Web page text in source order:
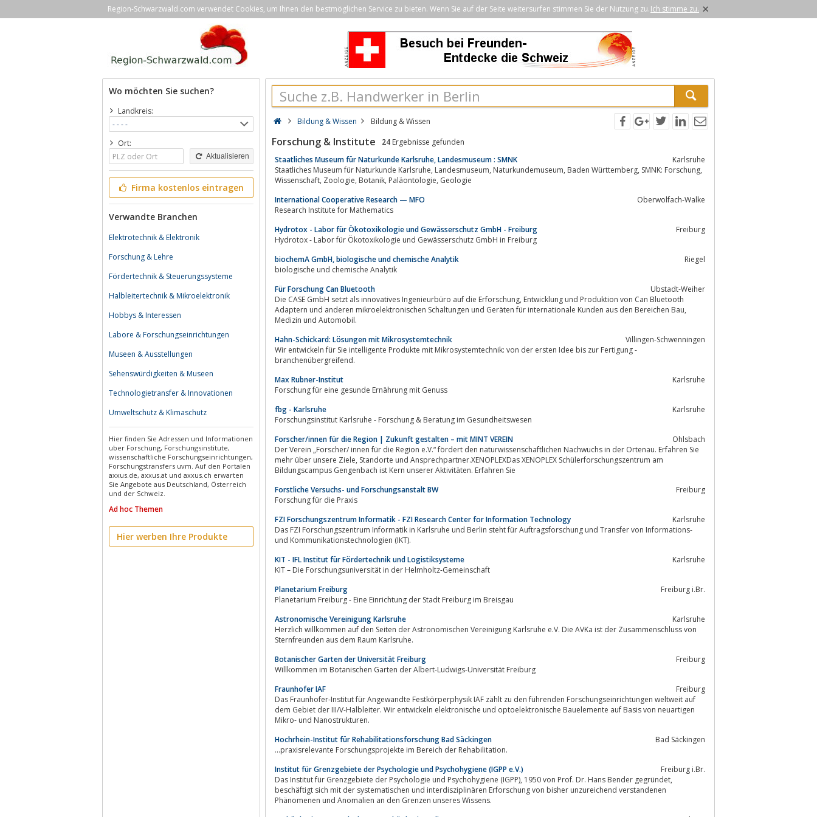
Region-Schwarzwald.com verwendet Cookies, um Ihnen den bestmöglichen Service zu bieten. Wenn Sie auf der Seite weitersurfen stimmen Sie der Nutzung zu.Ich stimme zu. ×
Wo möchten Sie suchen?
Landkreis:
Ort:
Aktualisieren
Firma kostenlos eintragen
Verwandte Branchen
Elektrotechnik & Elektronik
Forschung & Lehre
Fördertechnik & Steuerungssysteme
Halbleitertechnik & Mikroelektronik
Hobbys & Interessen
Labore & Forschungseinrichtungen
Museen & Ausstellungen
Sehenswürdigkeiten & Museen
Technologietransfer & Innovationen
Umweltschutz & Klimaschutz
Hier finden Sie Adressen und Informationen
uber Forschung, Forschungsinstitute,
wissenschaftliche Forschungseinrichtungen,
Forschungstransfers uvm. Auf den Portalen
axxus.de, axxus.at und axxus.ch erwarten
Sie Angebote aus Deutschland, Österreich
und der Schweiz.
Ad hoc Themen
Hier werben Ihre Produkte
Bildung & Wissen Bildung & Wissen
Forschung & Institute 24 Ergebnisse gefunden
Staatliches Museum für Naturkunde Karlsruhe, Landesmuseum : SMNK
Karlsruhe
Staatliches Museum für Naturkunde Karlsruhe, Landesmuseum, Naturkundemuseum, Baden Württemberg, SMNK: Forschung,
Wissenschaft, Zoologie, Botanik, Paläontologie, Geologie
International Cooperative Research — MFO
Oberwolfach-Walke
Research Institute for Mathematics
Hydrotox - Labor für Ökotoxikologie und Gewässerschutz GmbH - Freiburg
Freiburg
Hydrotox - Labor für Ökotoxikologie und Gewässerschutz GmbH in Freiburg
biochemA GmbH, biologische und chemische Analytik
Riegel
biologische und chemische Analytik
Für Forschung Can Bluetooth
Ubstadt-Weiher
Die CASE GmbH setzt als innovatives Ingenieurbüro auf die Erforschung, Entwicklung und Produktion von Can Bluetooth
Adaptern und anderen mikroelektronischen Schaltungen und Geräten für internationale Kunden aus den Bereichen Bau,
Medizin und Automobil.
Hahn-Schickard: Lösungen mit Mikrosystemtechnik
Villingen-Schwenningen
Wir entwickeln für Sie intelligente Produkte mit Mikrosystemtechnik: von der ersten Idee bis zur Fertigung -
branchenübergreifend.
Max Rubner-Institut
Karlsruhe
Forschung für eine gesunde Ernährung mit Genuss
fbg - Karlsruhe
Karlsruhe
Forschungsinstitut Karlsruhe - Forschung & Beratung im Gesundheitswesen
Forscher/innen für die Region | Zukunft gestalten – mit MINT VEREIN
Ohlsbach
Der Verein „Forscher/ innen für die Region e.V.“ fördert den naturwissenschaftlichen Nachwuchs in der Ortenau. Erfahren Sie
mehr über unsere Ziele, Standorte und Ansprechpartner.XENOPLEXDas XENOPLEX Schülerforschungszentrum am
Bildungscampus Gengenbach ist Kern unserer Aktivitäten. Erfahren Sie
Forstliche Versuchs- und Forschungsanstalt BW
Freiburg
Forschung für die Praxis
FZI Forschungszentrum Informatik - FZI Research Center for Information Technology
Karlsruhe
Das FZI Forschungszentrum Informatik in Karlsruhe und Berlin steht für Auftragsforschung und Transfer von Informations-
und Kommunikationstechnologien (IKT).
KIT - IFL Institut für Fördertechnik und Logistiksysteme
Karlsruhe
KIT – Die Forschungsuniversität in der Helmholtz-Gemeinschaft
Planetarium Freiburg
Freiburg i.Br.
Planetarium Freiburg - Eine Einrichtung der Stadt Freiburg im Breisgau
Astronomische Vereinigung Karlsruhe
Karlsruhe
Herzlich willkommen auf den Seiten der Astronomischen Vereinigung Karlsruhe e.V. Die AVKa ist der Zusammenschluss von
Sternfreunden aus dem Raum Karlsruhe.
Botanischer Garten der Universität Freiburg
Freiburg
Willkommen im Botanischen Garten der Albert-Ludwigs-Universität Freiburg
Fraunhofer IAF
Freiburg
Das Fraunhofer-Institut für Angewandte Festkörperphysik IAF zählt zu den führenden Forschungseinrichtungen weltweit auf
dem Gebiet der III/V-Halbleiter. Wir entwickeln elektronische und optoelektronische Bauelemente auf Basis von neuartigen
Mikro- und Nanostrukturen.
Hochrhein-Institut für Rehabilitationsforschung Bad Säckingen
Bad Säckingen
...praxisrelevante Forschungsprojekte im Bereich der Rehabilitation.
Institut für Grenzgebiete der Psychologie und Psychohygiene (IGPP e.V.)
Freiburg i.Br.
Das Institut für Grenzgebiete der Psychologie und Psychohygiene (IGPP), 1950 von Prof. Dr. Hans Bender gegründet,
beschäftigt sich mit der systematischen und interdisziplinären Erforschung von bisher unzureichend verstandenen
Phänomenen und Anomalien an den Grenzen unseres Wissens.